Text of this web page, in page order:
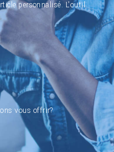
personnalisé. L'outil
vous offrir?